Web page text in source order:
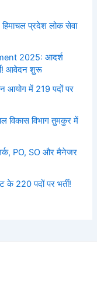
प्रदेश लोक सेवा
2025: आदर्श
आवेदन शुरू
आयोग में 219 पदों पर
विकास विभाग तुमकुर में
PO, SO और मैनेजर
220 पदों पर भर्ती!